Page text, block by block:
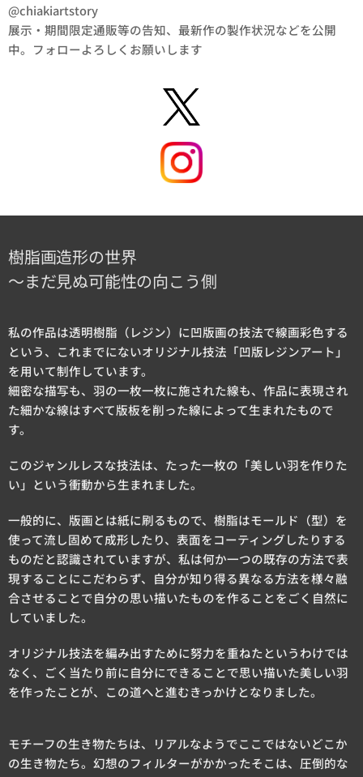
@chiakiartstory
展示・期間限定通販等の告知、最新作の製作状況などを公開
中。フォローよろしくお願いします
樹脂画造形の世界
～まだ見ぬ可能性の向こう側
私の作品は透明樹脂（レジン）に凹版画の技法で線画彩色する
という、これまでにないオリジナル技法「凹版レジンアート」
を用いて制作しています。
細密な描写も、羽の一枚一枚に施された線も、作品に表現され
た細かな線はすべて版板を削った線によって生まれたもので
す。
このジャンルレスな技法は、たった一枚の「美しい羽を作りた
い」という衝動から生まれました。
一般的に、版画とは紙に刷るもので、樹脂はモールド（型）を
使って流し固めて成形したり、表面をコーティングしたりする
ものだと認識されていますが、私は何か一つの既存の方法で表
現することにこだわらず、自分が知り得る異なる方法を様々融
合させることで自分の思い描いたものを作ることをごく自然に
していました。
オリジナル技法を編み出すために努力を重ねたというわけでは
なく、ごく当たり前に自分にできることで思い描いた美しい羽
を作ったことが、この道へと進むきっかけとなりました。
モチーフの生き物たちは、リアルなようでここではないどこか
の生き物たち。幻想のフィルターがかかったそこは、圧倒的な